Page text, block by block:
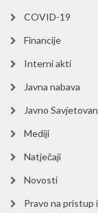
COVID-19
Financije
Interni akti
Javna nabava
Javno
Mediji
Natječaji
Novosti
Pravo na pristup